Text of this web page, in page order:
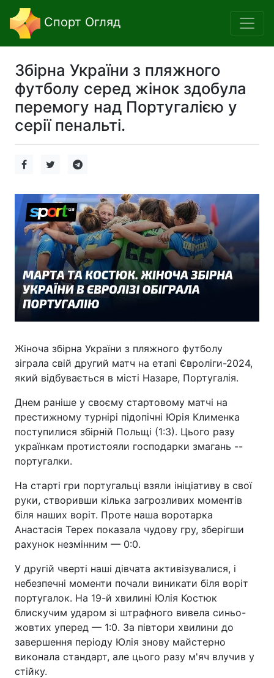
Спорт Огляд
Збірна України з пляжного
футболу серед жінок здобула
перемогу над Португалією у
серії пенальті.
Жіноча збірна України з пляжного футболу
зіграла свій другий матч на етапі Євроліги-2024,
який відбувається в місті Назаре, Португалія.
Днем раніше у своєму стартовому матчі на
престижному турнірі підопічні Юрія Клименка
поступилися збірній Польщі (1:3). Цього разу
українкам протистояли господарки змагань --
португалки.
На старті гри португальці взяли ініціативу в свої
руки, створивши кілька загрозливих моментів
біля наших воріт. Проте наша воротарка
Анастасія Терех показала чудову гру, зберігши
рахунок незмінним — 0:0.
У другій чверті наші дівчата активізувалися, і
небезпечні моменти почали виникати біля воріт
португалок. На 19-й хвилині Юлія Костюк
блискучим ударом зі штрафного вивела синьо-
жовтих уперед — 1:0. За півтори хвилини до
завершення періоду Юлія знову майстерно
виконала стандарт, але цього разу м'яч влучив у
стійку.